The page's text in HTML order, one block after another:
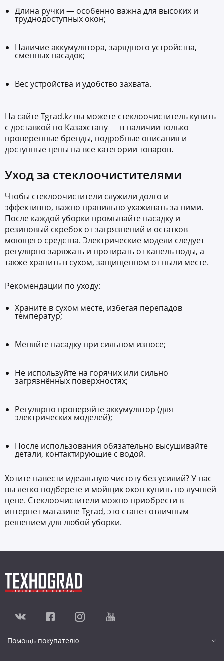
Длина ручки — особенно важна для высоких и
труднодоступных окон;
Наличие аккумулятора, зарядного устройства,
сменных насадок;
Вес устройства и удобство захвата.
На сайте Tgrad.kz вы можете стеклоочиститель купить
с доставкой по Казахстану — в наличии только
проверенные бренды, подробные описания и
доступные цены на все категории товаров.
Уход за стеклоочистителями
Чтобы стеклоочистители служили долго и
эффективно, важно правильно ухаживать за ними.
После каждой уборки промывайте насадку и
резиновый скребок от загрязнений и остатков
моющего средства. Электрические модели следует
регулярно заряжать и протирать от капель воды, а
также хранить в сухом, защищенном от пыли месте.
Рекомендации по уходу:
Храните в сухом месте, избегая перепадов
температур;
Меняйте насадку при сильном износе;
Не используйте на горячих или сильно
загрязнённых поверхностях;
Регулярно проверяйте аккумулятор (для
электрических моделей);
После использования обязательно высушивайте
детали, контактирующие с водой.
Хотите навести идеальную чистоту без усилий? У нас
вы легко подберете и мойщик окон купить по лучшей
цене. Стеклоочистители можно приобрести в
интернет магазине Tgrad, это станет отличным
решением для любой уборки.
Помощь покупателю